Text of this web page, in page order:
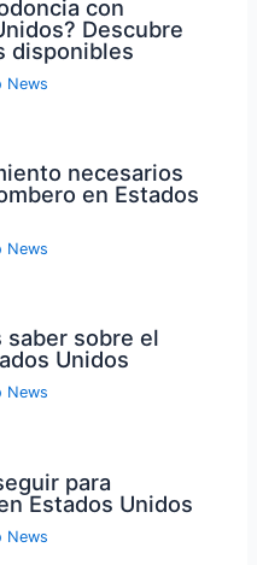
con
Descubre
disponibles
News
necesarios
en Estados
News
saber sobre el
Unidos
News
para
Estados Unidos
News